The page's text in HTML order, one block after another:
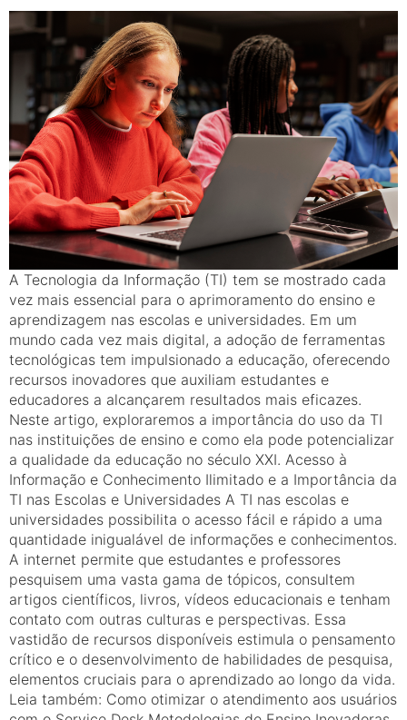
A Tecnologia da Informação (TI) tem se mostrado cada
vez mais essencial para o aprimoramento do ensino e
aprendizagem nas escolas e universidades. Em um
mundo cada vez mais digital, a adoção de ferramentas
tecnológicas tem impulsionado a educação, oferecendo
recursos inovadores que auxiliam estudantes e
educadores a alcançarem resultados mais eficazes.
Neste artigo, exploraremos a importância do uso da TI
nas instituições de ensino e como ela pode potencializar
a qualidade da educação no século XXI. Acesso à
Informação e Conhecimento Ilimitado e a Importância da
TI nas Escolas e Universidades A TI nas escolas e
universidades possibilita o acesso fácil e rápido a uma
quantidade inigualável de informações e conhecimentos.
A internet permite que estudantes e professores
pesquisem uma vasta gama de tópicos, consultem
artigos científicos, livros, vídeos educacionais e tenham
contato com outras culturas e perspectivas. Essa
vastidão de recursos disponíveis estimula o pensamento
crítico e o desenvolvimento de habilidades de pesquisa,
elementos cruciais para o aprendizado ao longo da vida.
Leia também: Como otimizar o atendimento aos usuários